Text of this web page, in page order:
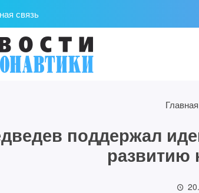
связь
Главная
поддержал
развитию